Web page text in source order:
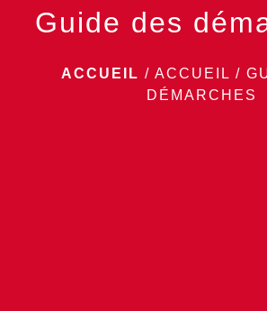
Guide des
ACCUEIL / ACCUEIL /
DÉMARCHES